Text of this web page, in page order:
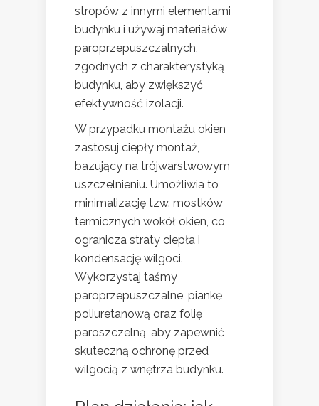
stropów z innymi elementami
budynku i używaj materiałów
paroprzepuszczalnych,
zgodnych z charakterystyką
budynku, aby zwiększyć
efektywność izolacji.
W przypadku montażu okien
zastosuj ciepły montaż,
bazujący na trójwarstwowym
uszczelnieniu. Umożliwia to
minimalizację tzw. mostków
termicznych wokół okien, co
ogranicza straty ciepła i
kondensację wilgoci.
Wykorzystaj taśmy
paroprzepuszczalne, piankę
poliuretanową oraz folię
paroszczelną, aby zapewnić
skuteczną ochronę przed
wilgocią z wnętrza budynku.